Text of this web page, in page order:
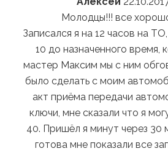
Молодцы!!! все
Записался я на 12 часов на
10 до назначенного время,
мастер Максим мы с ним
было сделать с моим
акт приёма передачи
ключи, мне сказали что я
40. Пришёл я минут через
готова мне показали все